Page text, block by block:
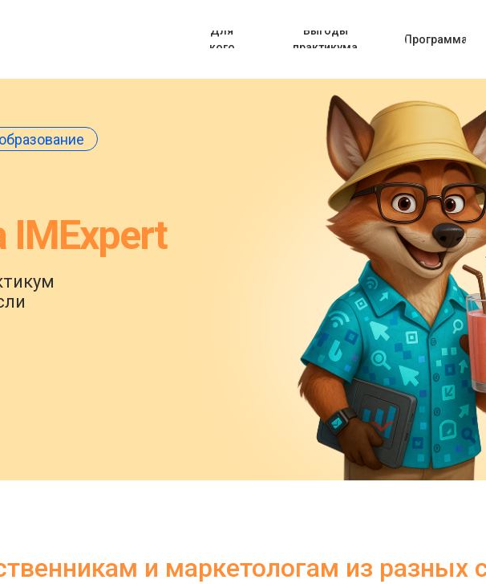
Выгоды
практикума
Для
кого
Программа
IMExpert
и маркетологам из разных